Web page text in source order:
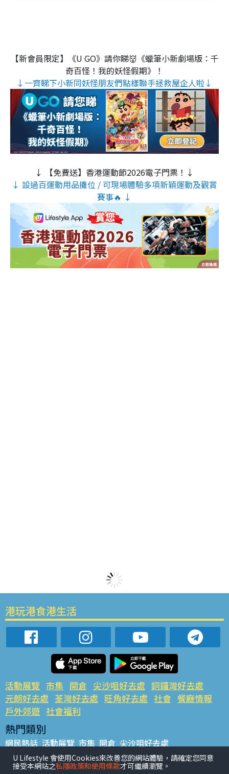
【新會員限定】《U GO》請你睇👹《蠟筆小新劇場版：千
奇百怪！我的妖怪假期》！
↓一齊睇下小新同妖怪朋友們點樣聯手拯救屋企人啦↓
↓ 【免費送】香港運動節2026電子門票！↓
↓ 設過百運動用品攤位 / 可現場體驗多項新穎運動及觀賞
賽事🔥 ↓
港玩港食港生活
活動展覽 市集 開倉 尖沙咀好去處 銅鑼灣好去處
元朗好去處 荃灣好去處 旺角好去處 社會 餐廳情報
戶外郊遊 社會福利
熱門類別
網民熱話 活動展覽 市集 開倉 尖沙咀好去處
銅鑼灣好去處 元朗好去處 荃灣好去處 旺角好去處 社會
餐廳情報 戶外郊遊
U Lifestyle 會使用Cookies來改善您的網站體驗，請確定您同意
接受本網站之私隱政策和使用條款才可繼續瀏覽。